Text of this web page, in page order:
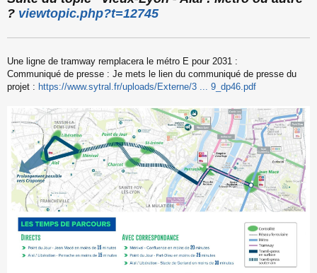
g
n
o
n
? viewtopic.php?t=12745
Une ligne de tramway remplacera le métro E pour 2031 :
Communiqué de presse : Je mets le lien du communiqué de presse du
projet : https://www.sytral.fr/uploads/Externe/3 ... 9_dp46.pdf